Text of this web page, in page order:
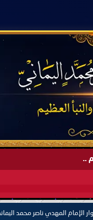
الإمام المهدي ناصر محمد